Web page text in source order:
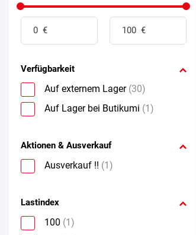
Verfügbarkeit
Auf externem Lager (30)
Auf Lager bei Butikumi (1)
Aktionen & Ausverkauf
Ausverkauf !! (1)
Lastindex
100 (1)